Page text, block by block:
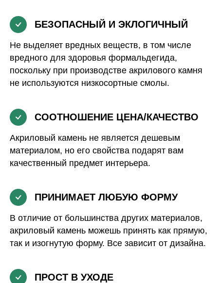
БЕЗОПАСНЫЙ И ЭКЛОГИЧНЫЙ
Не выделяет вредных веществ, в том числе
вредного для здоровья формальдегида,
поскольку при производстве акрилового камня
не используются низкосортные смолы.
СООТНОШЕНИЕ ЦЕНА/КАЧЕСТВО
Акриловый камень не является дешевым
материалом, но его свойства подарят вам
качественный предмет интерьера.
ПРИНИМАЕТ ЛЮБУЮ ФОРМУ
В отличие от большинства других материалов,
акриловый камень можешь принять как прямую,
так и изогнутую форму. Все зависит от дизайна.
ПРОСТ В УХОДЕ